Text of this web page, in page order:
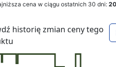
cena w ciągu ostatnich 30 dni:
historię zmian ceny tego